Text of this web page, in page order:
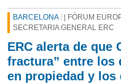
BARCELONA
| FÓRUM
SECRETARIA GENERAL ERC
ERC alerta de que
fractura” entre los
en propiedad y los